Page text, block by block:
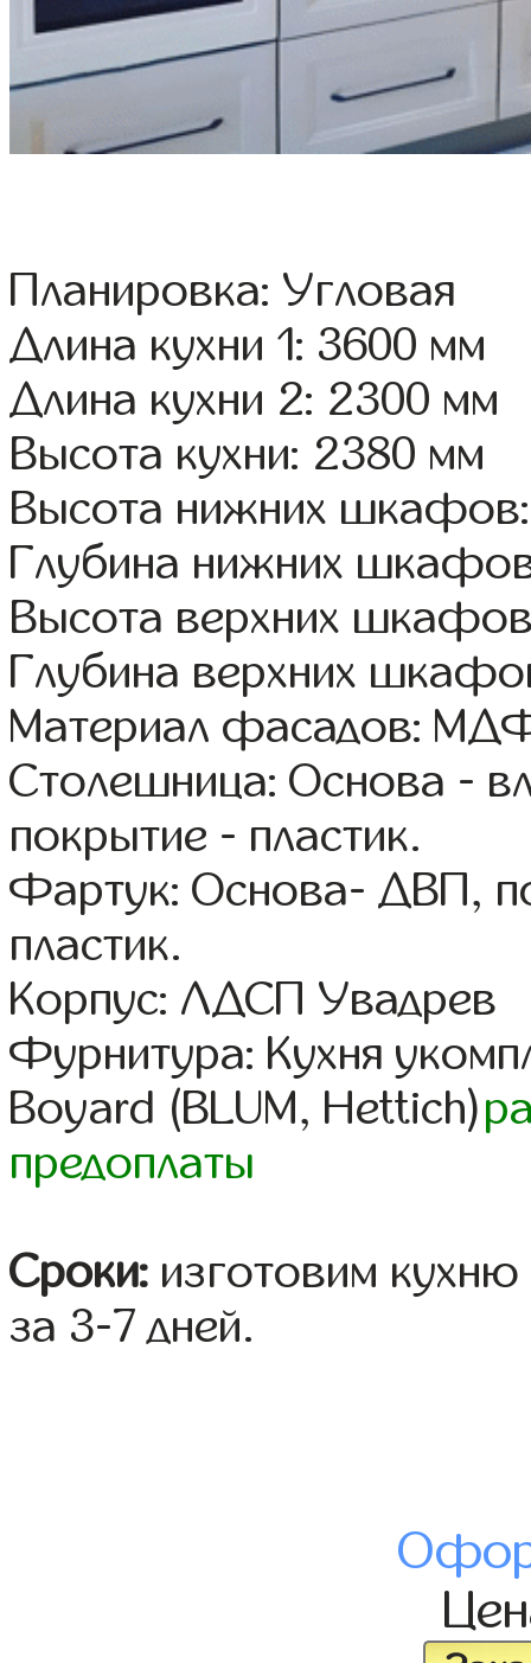
Планировка: Угловая
Длина кухни 1: 3600 мм
Длина кухни 2: 2300 мм
Высота кухни: 2380 мм
Высота нижних
Глубина нижних
Высота верхних
Глубина верхних
Материал фасадов:
Столешница: Основа -
покрытие - пластик.
Фартук: Основа- ДВП,
пластик.
Корпус: ЛДСП Увадрев
Фурнитура: Кухня
Boyard (BLUM, Hettich)
предоплаты
Сроки: изготовим
за 3-7 дней.